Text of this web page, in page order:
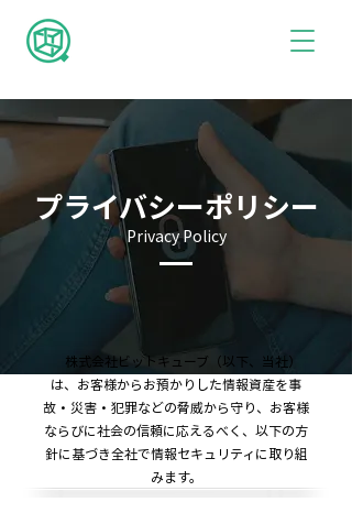
プライバシーポリシー
Privacy Policy
株式会社ビットキューブ（以下、当社）
は、お客様からお預かりした情報資産を事
故・災害・犯罪などの脅威から守り、お客様
ならびに社会の信頼に応えるべく、以下の方
針に基づき全社で情報セキュリティに取り組
みます。